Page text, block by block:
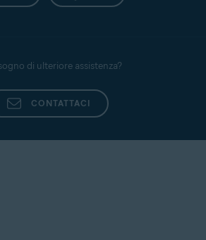
di ulteriore assistenza?
CONTATTACI